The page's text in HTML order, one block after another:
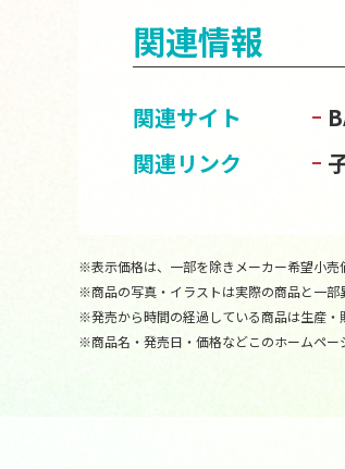
関連情報
関連サイト
関連リンク
※表示価格は、一部を除きメーカー希望小売
※商品の写真・イラストは実際の商品と一部
※発売から時間の経過している商品は生産・
※商品名・発売日・価格などこのホームペー